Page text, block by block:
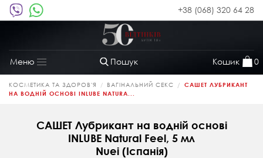
+38 (068) 320 64 28
Пошук Кошик 0
Меню
Toggle
navigation
КОСМЕТИКА ТА ЗДОРОВ'Я ВАГІНАЛЬНИЙ СЕКС
САШЕТ ЛУБРИКАНТ
НА ВОДНІЙ ОСНОВІ INLUBE NATURA...
САШЕТ Лубрикант на водній основі
INLUBE Natural Feel, 5 мл
Nuei (Іспанія)